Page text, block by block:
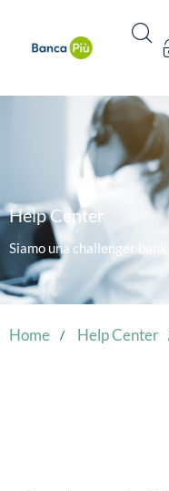
Help Center
Siamo una challenger
Home Help Center